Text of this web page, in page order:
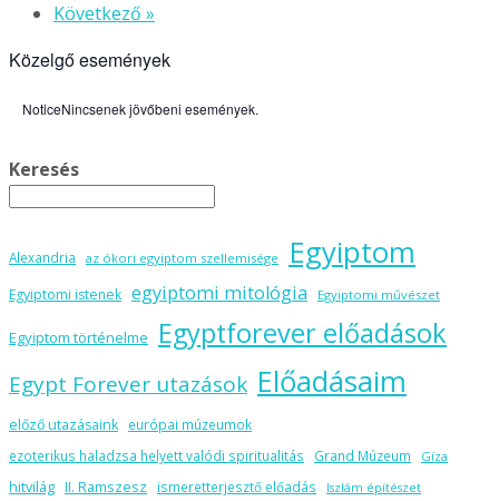
Következő »
Közelgő események
NoticeNincsenek jövőbeni események.
Keresés
Alexandria az ókori egyiptom szellemisége Egyiptom
Egyiptomi istenek egyiptomi mitológia Egyiptomi művészet
Egyiptom történelme Egyptforever előadások
Egypt Forever utazások Előadásaim
előző utazásaink
európai múzeumok
ezoterikus haladzsa helyett valódi spiritualitás
Grand Múzeum Gíza
hitvilág II. Ramszesz ismeretterjesztő előadás Iszlám építészet